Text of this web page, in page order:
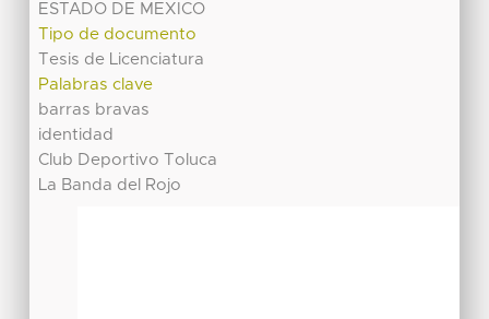
ESTADO DE MEXICO
Tipo de documento
Tesis de Licenciatura
Palabras clave
barras bravas
identidad
Club Deportivo Toluca
La Banda del Rojo